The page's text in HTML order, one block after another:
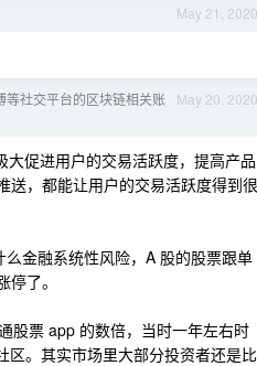
May 21, 2020
May 20, 2020
等社交平台的区块链相关账
促进用户的交易活跃度，提高产品
送，都能让用户的交易活跃度得到很
金融系统性风险，A 股的股票跟单
了。
股票 app 的数倍，当时一年左右时
区。其实市场里大部分投资者还是比